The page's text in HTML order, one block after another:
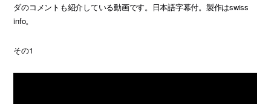
ダのコメントも紹介している動画です。日本語字幕付。製作はswiss
info。
その1